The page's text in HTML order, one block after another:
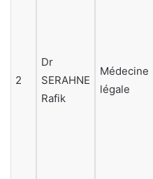
2
Dr
SERAHNE
Rafik
Médecine
légale